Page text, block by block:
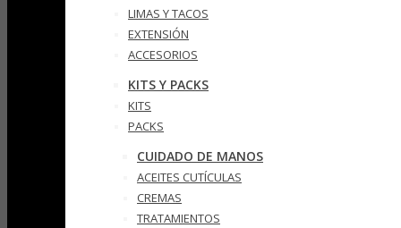
LIMAS Y TACOS
EXTENSIÓN
ACCESORIOS
KITS Y PACKS
KITS
PACKS
CUIDADO DE MANOS
ACEITES CUTÍCULAS
CREMAS
TRATAMIENTOS